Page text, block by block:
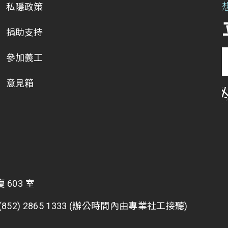
私隱政策
捐助支持
參加義工
意見箱
603 室
2865 1333 (辦公時間內由專業社工接聽)